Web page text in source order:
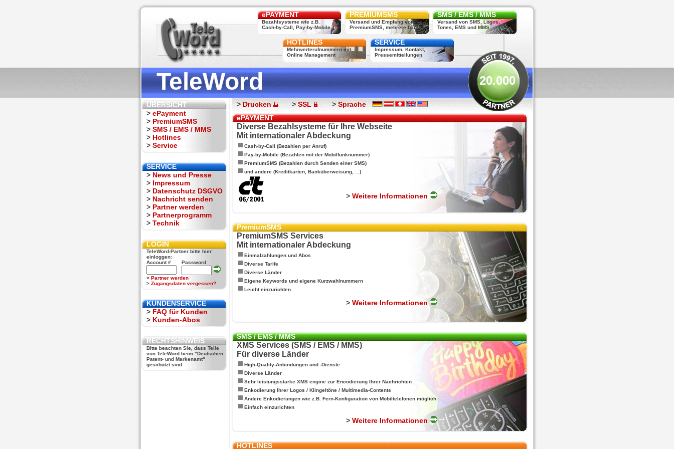
ePAYMENT
Bezahlsysteme wie z.B.
Cash-by-Call, Pay-by-Mobile, ...
PREMIUMSMS
Versand und Empfang von
PremiumSMS, mehrere Länder
SMS / EMS / MMS
Versand von SMS, Logos,
Tones, EMS und MMS
HOTLINES
Mehrwerterufnummern mit
Online Management
SERVICE
Impressum, Kontakt,
Pressemitteilungen
TeleWord 20.000
ÜBERSICHT
> ePayment
> PremiumSMS
> SMS / EMS / MMS
> Hotlines
> Service
SERVICE
> News und Presse
> Impressum
> Datenschutz DSGVO
> Nachricht senden
> Partner werden
> Partnerprogramm
> Technik
LOGIN
TeleWord-Partner bitte hier
einloggen:
Account #
Password
> Partner werden
> Zugangsdaten vergessen?
KUNDENSERVICE
> FAQ für Kunden
> Kunden-Abos
RECHTSHINWEIS
Bitte beachten Sie, dass Teile
von TeleWord beim "Deutschen
Patent- und Markenamt"
geschützt sind.
> Drucken > SSL > Sprache
ePAYMENT
Diverse Bezahlsysteme für Ihre Webseite
Mit internationaler Abdeckung
Cash-by-Call (Bezahlen per Anruf)
Pay-by-Mobile (Bezahlen mit der Mobilfunknummer)
PremiumSMS (Bezahlen durch Senden einer SMS)
und andere (Kreditkarten, Banküberweisung, ...)
> Weitere Informationen
PremiumSMS
PremiumSMS Services
Mit internationaler Abdeckung
Einmalzahlungen und Abos
Diverse Tarife
Diverse Länder
Eigene Keywords und eigene Kurzwahlnummern
Leicht einzurichten
> Weitere Informationen
SMS / EMS / MMS
XMS Services (SMS / EMS / MMS)
Für diverse Länder
High-Quality-Anbindungen und -Dienste
Diverse Länder
Sehr leistungsstarke XMS engine zur Encodierung Ihrer Nachrichten
Enkodierung Ihrer Logos / Klingeltöne / Multimedia-Contents
Andere Enkodierungen wie z.B. Fern-Konfiguration von Mobiltelefonen möglich
Einfach einzurichten
> Weitere Informationen
HOTLINES